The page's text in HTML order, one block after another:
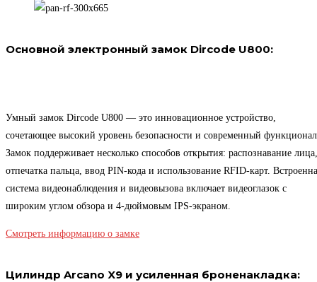
Основной электронный замок Dircode U800:
Умный замок Dircode U800 — это инновационное устройство,
сочетающее высокий уровень безопасности и современный
Замок поддерживает несколько способов открытия: распознавание лица,
отпечатка пальца, ввод PIN-кода и использование RFID-карт.
система видеонаблюдения и видеовызова включает видеоглазок с
широким углом обзора и 4-дюймовым IPS-экраном.
Смотреть информацию о замке
Цилиндр Arcano X9 и усиленная броненакладка: